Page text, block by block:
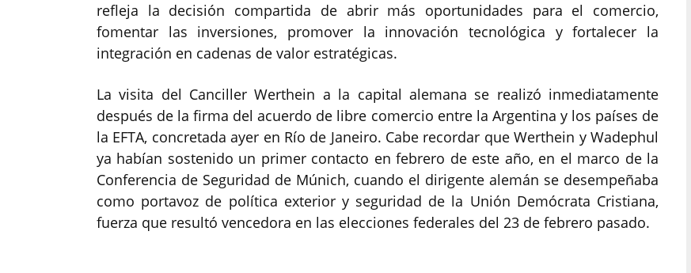
refleja la decisión compartida de abrir más oportunidades para el comercio,
fomentar las inversiones, promover la innovación tecnológica y fortalecer la
integración en cadenas de valor estratégicas.
La visita del Canciller Werthein a la capital alemana se realizó inmediatamente
después de la firma del acuerdo de libre comercio entre la Argentina y los países de
la EFTA, concretada ayer en Río de Janeiro. Cabe recordar que Werthein y Wadephul
ya habían sostenido un primer contacto en febrero de este año, en el marco de la
Conferencia de Seguridad de Múnich, cuando el dirigente alemán se desempeñaba
como portavoz de política exterior y seguridad de la Unión Demócrata Cristiana,
fuerza que resultó vencedora en las elecciones federales del 23 de febrero pasado.